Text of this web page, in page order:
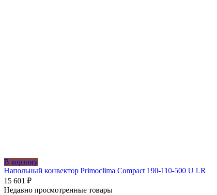
В корзину
Напольный конвектор Primoclima Compact 190-110-500 U LR
15 601 ₽
Недавно просмотренные товары